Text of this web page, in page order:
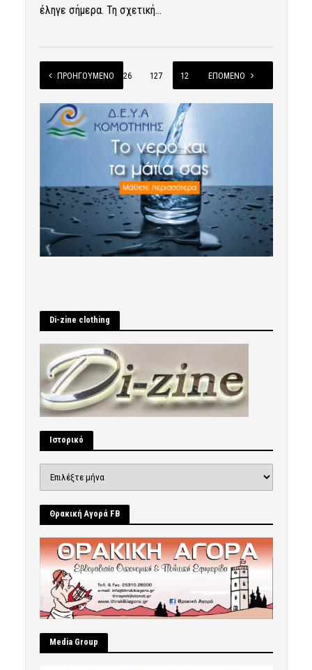
έληγε σήμερα. Τη σχετική...
ΠΡΟΗΓΟΎΜΕΝΟ
1 … 126 127 128 129 130
ΕΠΌΜΕΝΟ
Di-zine clothing
Ιστορικό
Θρακική Αγορά FB
Μedia Group